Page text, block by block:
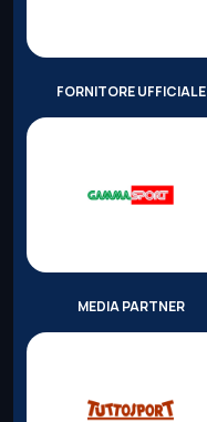
FORNITORE UFFICIALE
MEDIA PARTNER